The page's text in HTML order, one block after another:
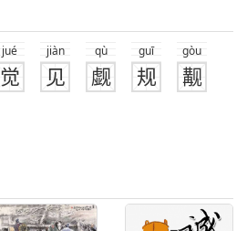
jué
觉
jiàn
见
qù
觑
guī
规
gòu
觏